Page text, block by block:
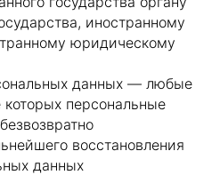
иностранному
юридическому
данных — любые
которых персональные
восстановления
данных